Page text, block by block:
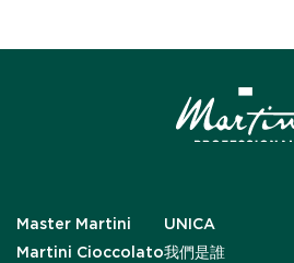
Master Martini
Martini Cioccolato
UNICA
我們是誰